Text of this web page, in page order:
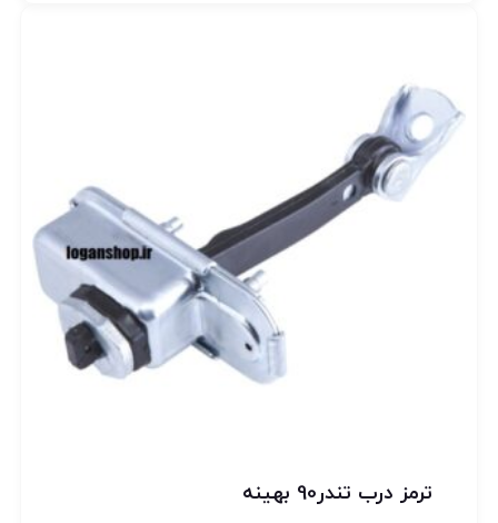
ترمز درب تندر90 بهینه